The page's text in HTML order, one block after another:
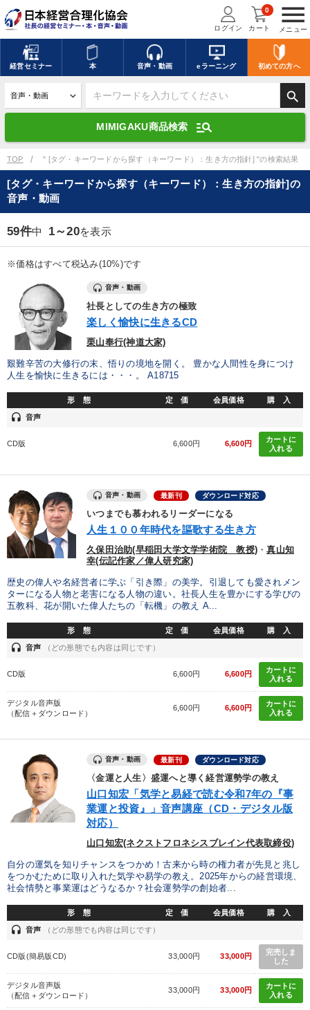
menu
メニュー
ログイン カート
0
経営セミナー 本 音声・動画 eラーニング 初めての方へ
search
MIMIGAKU商品検索 manage_search
キーワードを入力して探す
デジタル版対応のみ検索結果に表示する
search 上記の条件で検索
mic 講演収録物を探す
全国経営者セミナー講演収録物（全1315タイトル）からお探しいただけ
ます
優秀各社の智恵と戦略 事業家のロマンと経営
若手異才経営者の発想 専門家のアドバイス
リーダーの器量を学ぶ
テーマ
2025年夏季全国経営者セミナー収録講演ＣＤ・講演ＤＶＤ・デジ
仕事のスキルと人間力を高める知恵を身につける 資産戦略
改善・生産性向上 【4月】音声・映像
社員が自律的に動き出す組織づくり
業種
卸売・小売・飲食業 建設・不動産業
キーワード
不動産投資 健康・ウェルビーイング 生産性向上
※「更新」を押すと「テーマ」「キーワード」を更新いただけます。
全国経営者セミナー収録物以外の経営教材（全761タイトル）からお探
しいただけます
カテゴリー
営業・社員研修 【5月】音声・映像
【最新刊】時代を超える経営150の言葉＋社長のスピーチ・話材
集２タイトル
TOP " [タグ・キーワードから探す（キーワード）：生き方の指針] "の検索結果
[タグ・キーワードから探す（キーワード）：生き方の指針]の
音声・動画
59件中 1～20を表示
※価格はすべて税込み(10%)です
音声・動画
社長としての生き方の極致
楽しく愉快に生きるCD
栗山奉行(神道大家)
艱難辛苦の大修行の末、悟りの境地を開く。 豊かな人間性を身につけ
人生を愉快に生きるには・・・。 A18715
形 態 定 価 会員価格 購 入
headset 音声
CD版 6,600円 6,600円
カートに
入れる
音声・動画 最新刊 ダウンロード対応
いつまでも慕われるリーダーになる
人生１００年時代を謳歌する生き方
久保田治助(早稲田大学文学学術院 教授) ・真山知
幸(伝記作家／偉人研究家)
歴史の偉人や名経営者に学ぶ「引き際」の美学。引退しても愛されメン
ターになる人物と老害になる人物の違い。社長人生を豊かにする学びの
五教科、花が開いた偉人たちの「転機」の教え A...
形 態 定 価 会員価格 購 入
headset 音声 （どの形態でも内容は同じです）
CD版 6,600円 6,600円
カートに
入れる
デジタル音声版
（配信＋ダウンロード）
6,600円 6,600円
カートに
入れる
音声・動画 最新刊 ダウンロード対応
〈金運と人生〉盛運へと導く経営運勢学の教え
山口知宏「気学と易経で読む令和7年の『事
業運と投資』」音声講座（CD・デジタル版
対応）
山口知宏(ネクストフロネシスブレイン代表取締役)
自分の運気を知りチャンスをつかめ！古来から時の権力者が先見と兆し
をつかむために取り入れた気学や易学の教え。2025年からの経営環境、
社会情勢と事業運はどうなるか？社会運勢学の創始者...
形 態 定 価 会員価格 購 入
headset 音声 （どの形態でも内容は同じです）
CD版(簡易版CD) 33,000円 33,000円
完売しま
した
デジタル音声版
（配信＋ダウンロード）
33,000円 33,000円
カートに
入れる